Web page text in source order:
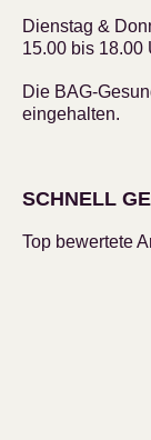
Dienstag &
15.00 bis 18.00
Die BAG-
eingehalten.
SCHNELL
Top bewertete